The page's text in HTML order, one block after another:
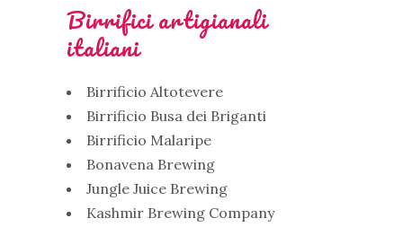
Birrifici artigianali
italiani
Birrificio Altotevere
Birrificio Busa dei Briganti
Birrificio Malaripe
Bonavena Brewing
Jungle Juice Brewing
Kashmir Brewing Company